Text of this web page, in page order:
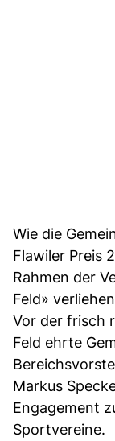
Wie die
Flawiler Preis
Rahmen der
Feld»
Vor der frisch
Feld ehrte
Markus
Engagement
Sportvereine.